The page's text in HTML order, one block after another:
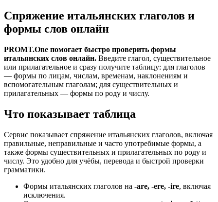
Спряжение итальянских глаголов и
формы слов онлайн
PROMT.One помогает быстро проверить формы
итальянских слов онлайн. Введите глагол, существительное
или прилагательное и сразу получите таблицу: для глаголов
— формы по лицам, числам, временам, наклонениям и
вспомогательным глаголам; для существительных и
прилагательных — формы по роду и числу.
Что показывает таблица
Сервис показывает спряжение итальянских глаголов, включая
правильные, неправильные и часто употребимые формы, а
также формы существительных и прилагательных по роду и
числу. Это удобно для учёбы, перевода и быстрой проверки
грамматики.
Формы итальянских глаголов на -are, -ere, -ire, включая
исключения.